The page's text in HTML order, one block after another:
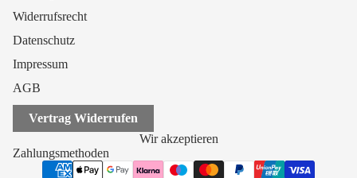
Widerrufsrecht
Datenschutz
Impressum
AGB
Vertrag Widerrufen
Wir akzeptieren
Zahlungsmethoden